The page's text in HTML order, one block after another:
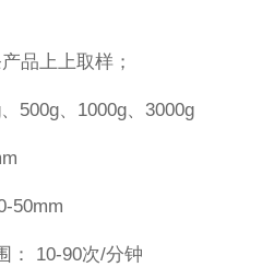
品上上取样；
500g、1000g、3000g
50mm
： 10-90次/分钟